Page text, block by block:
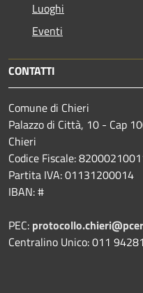
Luoghi
Eventi
CONTATTI
Comune di Chieri
Palazzo di Città, 10 - Cap
Chieri
Codice Fiscale:
Partita IVA: 01131200014
IBAN: #
PEC:
Centralino Unico: 011 94281